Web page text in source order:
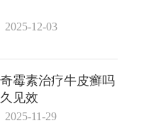
2025-12-03
霉素治疗牛皮癣吗
见效
2025-11-29